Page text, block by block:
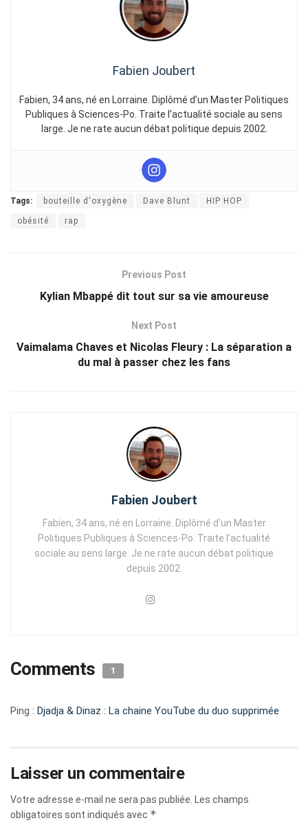
Fabien Joubert
Fabien, 34 ans, né en Lorraine. Diplômé d’un Master Politiques
Publiques à Sciences-Po. Traite l’actualité sociale au sens
large. Je ne rate aucun débat politique depuis 2002.
Tags: bouteille d'oxygène Dave Blunt HIP HOP
obésité rap
Previous Post
Kylian Mbappé dit tout sur sa vie amoureuse
Next Post
Vaimalama Chaves et Nicolas Fleury : La séparation a
du mal à passer chez les fans
Fabien Joubert
Fabien, 34 ans, né en Lorraine. Diplômé d'un Master
Politiques Publiques à Sciences-Po. Traite l'actualité
sociale au sens large. Je ne rate aucun débat politique
depuis 2002.
Comments 1
Ping : Djadja & Dinaz : La chaine YouTube du duo supprimée
Laisser un commentaire
Votre adresse e-mail ne sera pas publiée. Les champs
obligatoires sont indiqués avec *